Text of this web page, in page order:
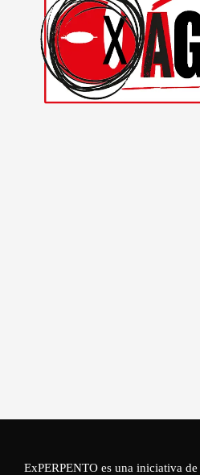
ExPERPENTO es una iniciativa de